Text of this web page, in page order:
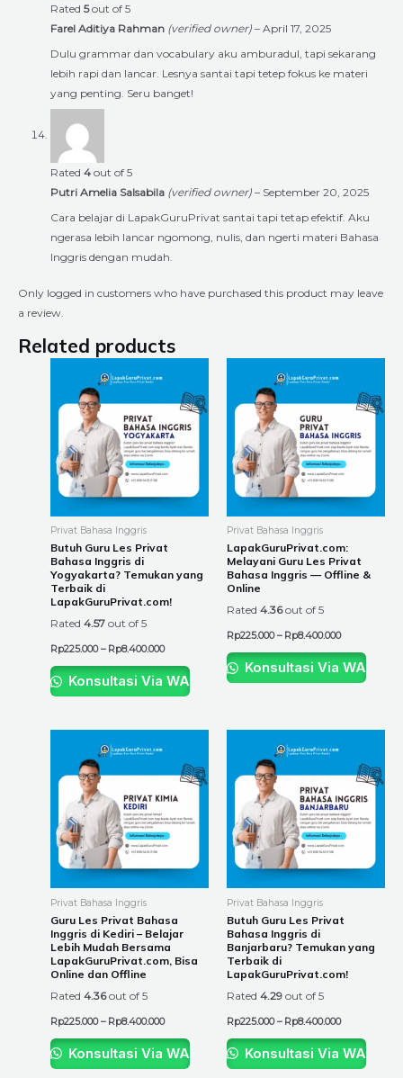
Rated 5out of 5
Farel Aditiya Rahman (verified owner) – April 17, 2025
Dulu grammar dan vocabulary aku amburadul, tapi sekarang
lebih rapi dan lancar. Lesnya santai tapi tetep fokus ke materi
yang penting. Seru banget!
Rated 4 out of 5
Putri Amelia Salsabila (verified owner) – September 20, 2025
Cara belajar di LapakGuruPrivat santai tapi tetap efektif. Aku
ngerasa lebih lancar ngomong, nulis, dan ngerti materi Bahasa
Inggris dengan mudah.
Only logged in customers who have purchased this product may leave
a review.
Related products
Privat Bahasa Inggris
Butuh Guru Les Privat
Bahasa Inggris di
Yogyakarta? Temukan yang
Terbaik di
LapakGuruPrivat.com!
Rated 4.57 out of 5
Rp225.000 – Rp8.400.000
through
Rp8.400.000
has
multiple
variants.
The
may
chosen
the
product
Konsultasi Via WA
Privat Bahasa Inggris
LapakGuruPrivat.com:
Melayani Guru Les Privat
Bahasa Inggris — Offline &
Online
Rated 4.36out of 5
Rp225.000 – Rp8.400.000
through
Rp8.400.000
has
variants.
The
may
chosen
on
Konsultasi Via WA
Privat Bahasa Inggris
Guru Les Privat Bahasa
Inggris di Kediri – Belajar
Lebih Mudah Bersama
LapakGuruPrivat.com, Bisa
Online dan Offline
Rated 4.36out of 5
Rp225.000 – Rp8.400.000
through
Rp8.400.000
has
multiple
variants.
The
options
may
chosen
on
the
Konsultasi Via WA
Privat Bahasa Inggris
Butuh Guru Les Privat
Bahasa Inggris di
Banjarbaru? Temukan yang
Terbaik di
LapakGuruPrivat.com!
Rated 4.29 out of 5
Rp225.000 – Rp8.400.000
through
Rp8.400.000
has
multiple
variants.
The
options
may
chosen
the
product
Konsultasi Via WA